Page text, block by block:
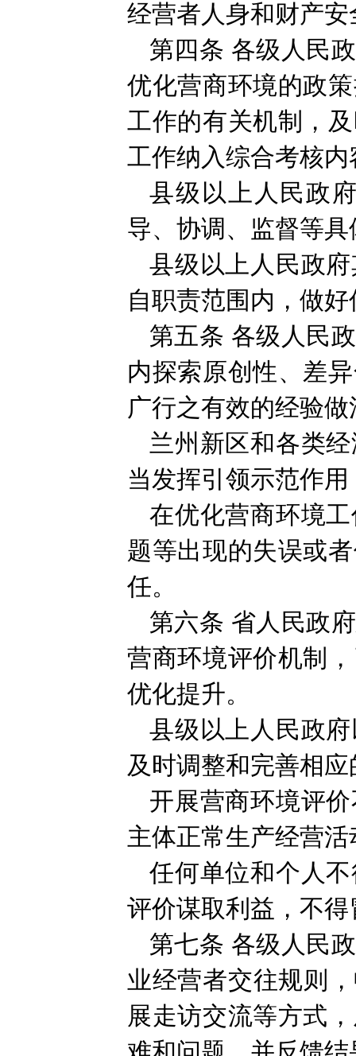
经营者人身和财产安
第四条 各级人民
优化营商环境的政
工作的有关机制，
工作纳入综合考核内
县级以上人民政
导、协调、监督等
县级以上人民政
自职责范围内，做
第五条 各级人民
内探索原创性、差
广行之有效的经验
兰州新区和各类
当发挥引领示范作
在优化营商环境
题等出现的失误或
任。
第六条 省人民政
营商环境评价机制
优化提升。
县级以上人民政
及时调整和完善相
开展营商环境评
主体正常生产经营
任何单位和个人
评价谋取利益，不
第七条 各级人民
业经营者交往规则
展走访交流等方式